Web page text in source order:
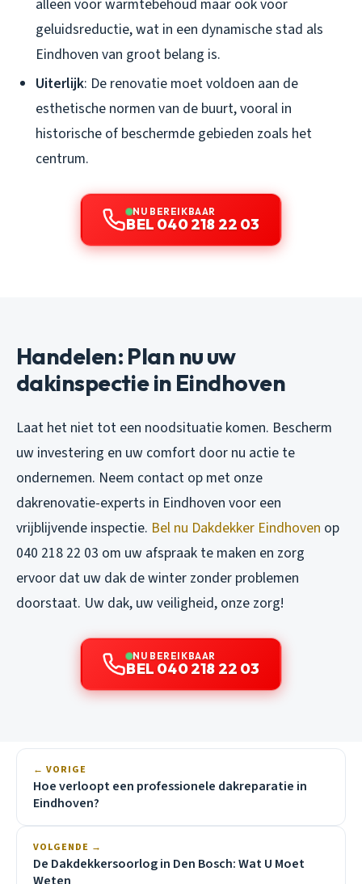
alleen voor warmtebehoud maar ook voor
geluidsreductie, wat in een dynamische stad als
Eindhoven van groot belang is.
Uiterlijk: De renovatie moet voldoen aan de
esthetische normen van de buurt, vooral in
historische of beschermde gebieden zoals het
centrum.
NU BEREIKBAAR
BEL 040 218 22 03
Handelen: Plan nu uw
dakinspectie in Eindhoven
Laat het niet tot een noodsituatie komen. Bescherm
uw investering en uw comfort door nu actie te
ondernemen. Neem contact op met onze
dakrenovatie-experts in Eindhoven voor een
vrijblijvende inspectie. Bel nu Dakdekker Eindhoven op
040 218 22 03 om uw afspraak te maken en zorg
ervoor dat uw dak de winter zonder problemen
doorstaat. Uw dak, uw veiligheid, onze zorg!
NU BEREIKBAAR
BEL 040 218 22 03
← VORIGE
Hoe verloopt een professionele dakreparatie in
Eindhoven?
VOLGENDE →
De Dakdekkersoorlog in Den Bosch: Wat U Moet